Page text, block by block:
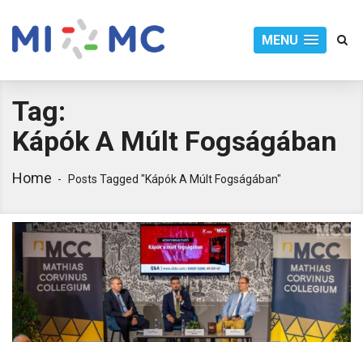
MENU
Tag:
Kápók A Múlt Fogságában
Home Posts Tagged "Kápók A Múlt Fogságában"